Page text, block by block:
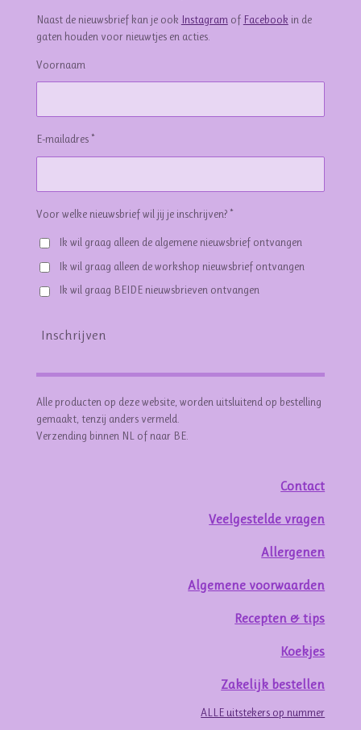
Naast de nieuwsbrief kan je ook Instagram of Facebook in de
gaten houden voor nieuwtjes en acties.
Voornaam
E-mailadres *
Voor welke nieuwsbrief wil jij je inschrijven? *
Ik wil graag alleen de algemene nieuwsbrief ontvangen
Ik wil graag alleen de workshop nieuwsbrief ontvangen
Ik wil graag BEIDE nieuwsbrieven ontvangen
Inschrijven
Alle producten op deze website, worden uitsluitend op bestelling
gemaakt, tenzij anders vermeld.
Verzending binnen NL of naar BE.
Contact
Veelgestelde vragen
Allergenen
Algemene voorwaarden
Recepten & tips
Koekjes
Zakelijk bestellen
ALLE uitstekers op nummer